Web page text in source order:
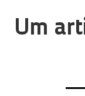
Um